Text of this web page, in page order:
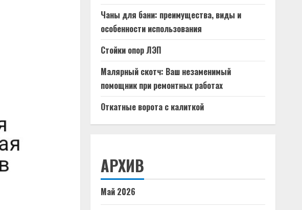
Чаны для бани: преимущества, виды и
особенности использования
Стойки опор ЛЭП
Малярный скотч: Ваш незаменимый
помощник при ремонтных работах
Откатные ворота с калиткой
АРХИВ
Май 2026